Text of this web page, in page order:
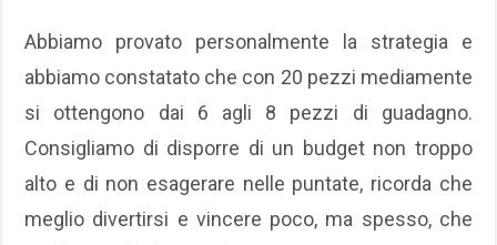
Abbiamo provato personalmente la strategia e
abbiamo constatato che con 20 pezzi mediamente
si ottengono dai 6 agli 8 pezzi di guadagno.
Consigliamo di disporre di un budget non troppo
alto e di non esagerare nelle puntate, ricorda che
meglio divertirsi e vincere poco, ma spesso, che